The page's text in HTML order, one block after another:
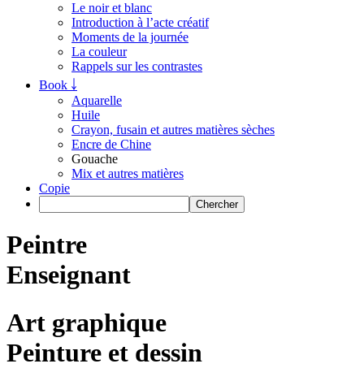
Le noir et blanc
Introduction à l’acte créatif
Moments de la journée
La couleur
Rappels sur les contrastes
Book ￬
Aquarelle
Huile
Crayon, fusain et autres matières sèches
Encre de Chine
Gouache
Mix et autres matières
Copie
Peintre
Enseignant
Art graphique
Peinture et dessin